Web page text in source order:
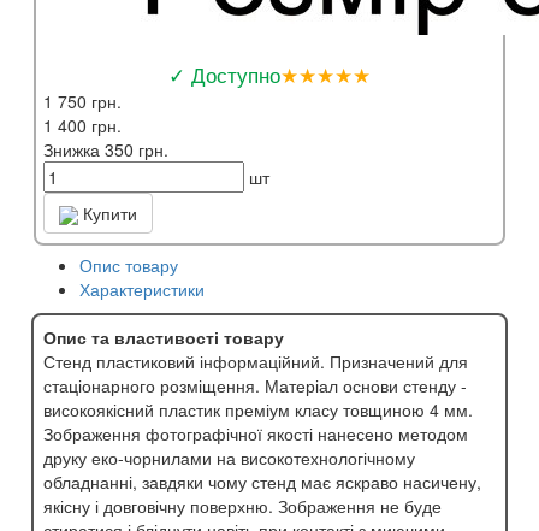
✓ Доступно★★★★★
1 750 грн.
1 400 грн.
Знижка 350 грн.
шт
Купити
Опис товару
Характеристики
Опис та властивості товару
Стенд пластиковий інформаційний. Призначений для
стаціонарного розміщення. Матеріал основи стенду -
високоякісний пластик преміум класу товщиною 4 мм.
Зображення фотографічної якості нанесено методом
друку еко-чорнилами на високотехнологічному
обладнанні, завдяки чому стенд має яскраво насичену,
якісну і довговічну поверхню. Зображення не буде